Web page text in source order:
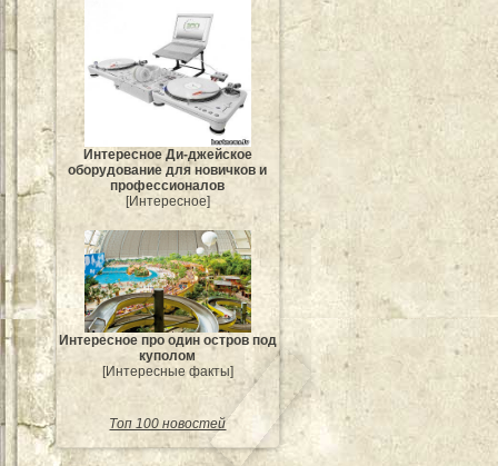
Интересное Ди-джейское
оборудование для новичков и
профессионалов
[Интересное]
Интересное про один остров под
куполом
[Интересные факты]
Топ 100 новостей